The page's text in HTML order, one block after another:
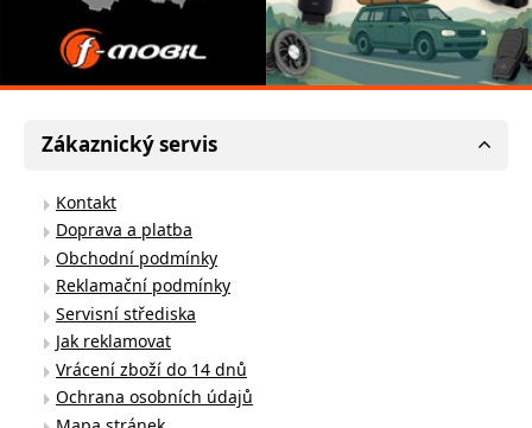
Zákaznický servis
Kontakt
Doprava a platba
Obchodní podmínky
Reklamační podmínky
Servisní střediska
Jak reklamovat
Vrácení zboží do 14 dnů
Ochrana osobních údajů